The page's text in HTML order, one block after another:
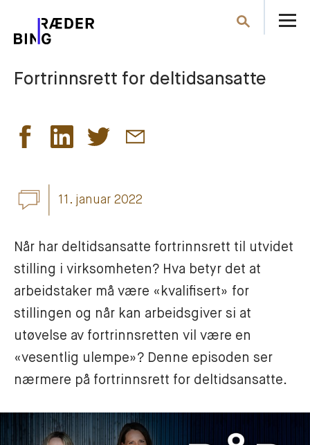
Søk
Fortrinnsrett for deltidsansatte
11. januar 2022
Når har deltidsansatte fortrinnsrett til utvidet
stilling i virksomheten? Hva betyr det at
arbeidstaker må være «kvalifisert» for
stillingen og når kan arbeidsgiver si at
utøvelse av fortrinnsretten vil være en
«vesentlig ulempe»? Denne episoden ser
nærmere på fortrinnsrett for deltidsansatte.